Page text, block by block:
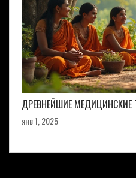
ДРЕВНЕЙШИЕ
янв 1, 2025